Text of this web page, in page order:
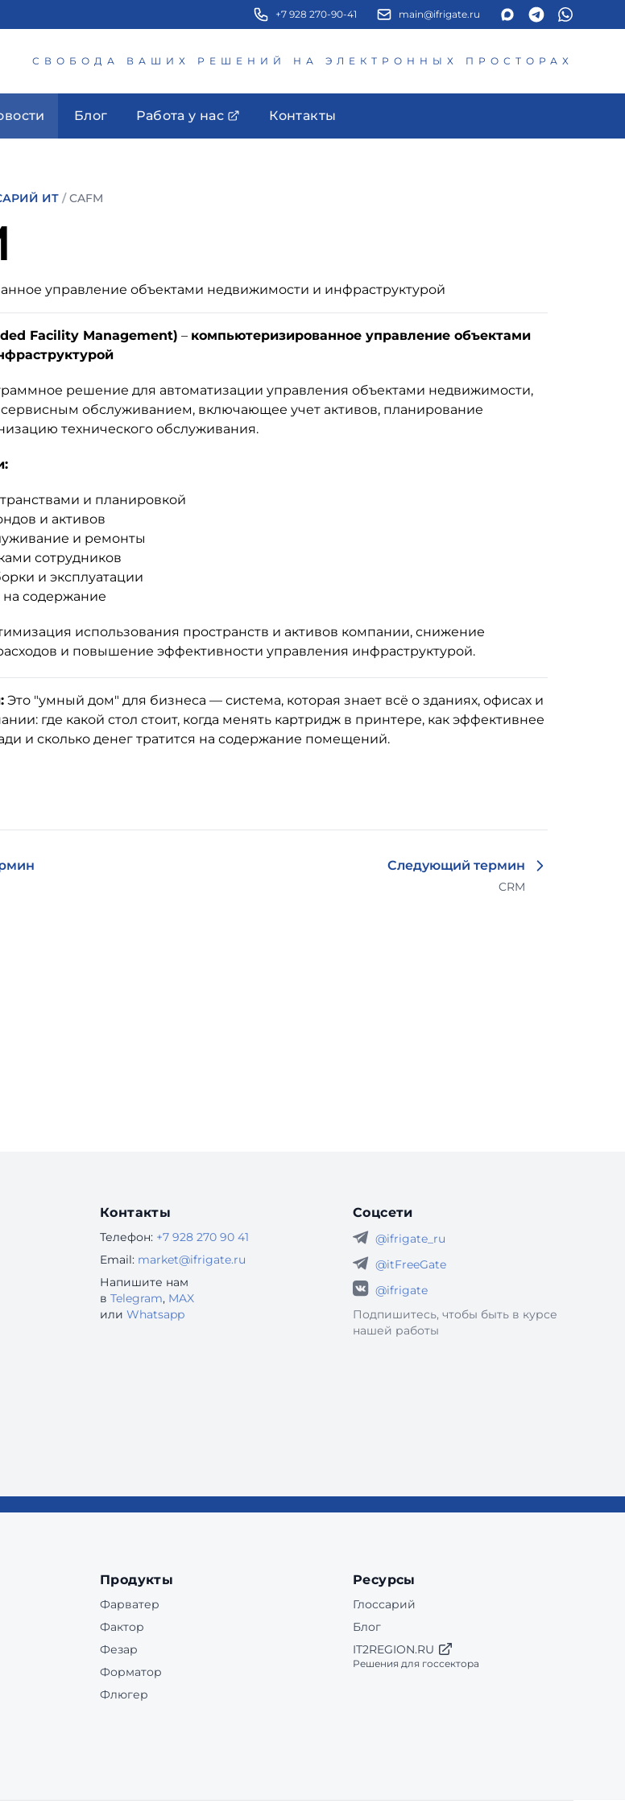
+7 928 270-90-41 main@ifrigate.ru
СВОБОДА ВАШИХ РЕШЕНИЙ НА ЭЛЕКТРОННЫХ ПРОСТОРАХ
Блог Работа у нас Контакты
ИТ / CAFM
управление объектами недвижимости и инфраструктурой
Facility Management) – компьютеризированное управление объектами
решение для автоматизации управления объектами недвижимости,
обслуживанием, включающее учет активов, планирование
технического обслуживания.
и планировкой
и активов
и ремонты
сотрудников
и эксплуатации
на содержание
использования пространств и активов компании, снижение
и повышение эффективности управления инфраструктурой.
Это "умный дом" для бизнеса — система, которая знает всё о зданиях, офисах и
где какой стол стоит, когда менять картридж в принтере, как эффективнее
и сколько денег тратится на содержание помещений.
Следующий термин
CRM
Контакты
Телефон: +7 928 270 90 41
Email: market@ifrigate.ru
Напишите нам
в Telegram, MAX
или Whatsapp
Соцсети
@ifrigate_ru
@itFreeGate
@ifrigate
Подпишитесь, чтобы быть в курсе
нашей работы
Продукты
Фарватер
Фактор
Фезар
Форматор
Флюгер
Ресурсы
Глоссарий
Блог
IT2REGION.RU
Решения для госсектора